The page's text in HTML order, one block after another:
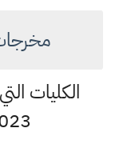
الكليات
2023 في جميع